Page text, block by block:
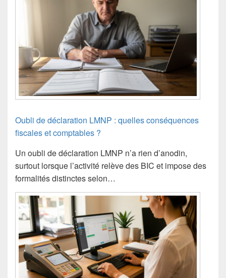
Oubli de déclaration LMNP : quelles conséquences
fiscales et comptables ?
Un oubli de déclaration LMNP n’a rien d’anodin,
surtout lorsque l’activité relève des BIC et impose des
formalités distinctes selon…